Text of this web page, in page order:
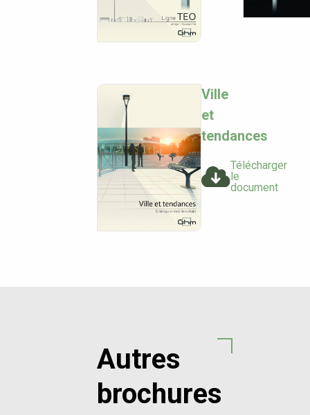
Ville
et
tendances
Télécharger
le
document
Autres
brochures